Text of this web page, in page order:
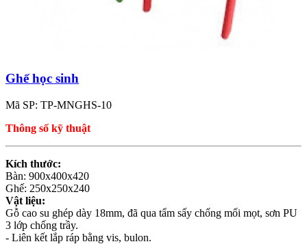
Ghế học sinh
Mã SP: TP-MNGHS-10
Thông số kỹ thuật
Kích thước:
Bàn: 900x400x420
Ghế: 250x250x240
Vật liệu:
Gỗ cao su ghép dày 18mm, đã qua tẩm sấy chống mối mọt, sơn PU
3 lớp chống trầy.
- Liên kết lắp ráp bằng vis, bulon.